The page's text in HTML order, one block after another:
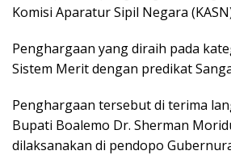
Komisi Aparatur Sipil Negara
Penghargaan yang diraih pada
Sistem Merit dengan predikat
Penghargaan tersebut di terima
Bupati Boalemo Dr. Sherman
dilaksanakan di pendopo